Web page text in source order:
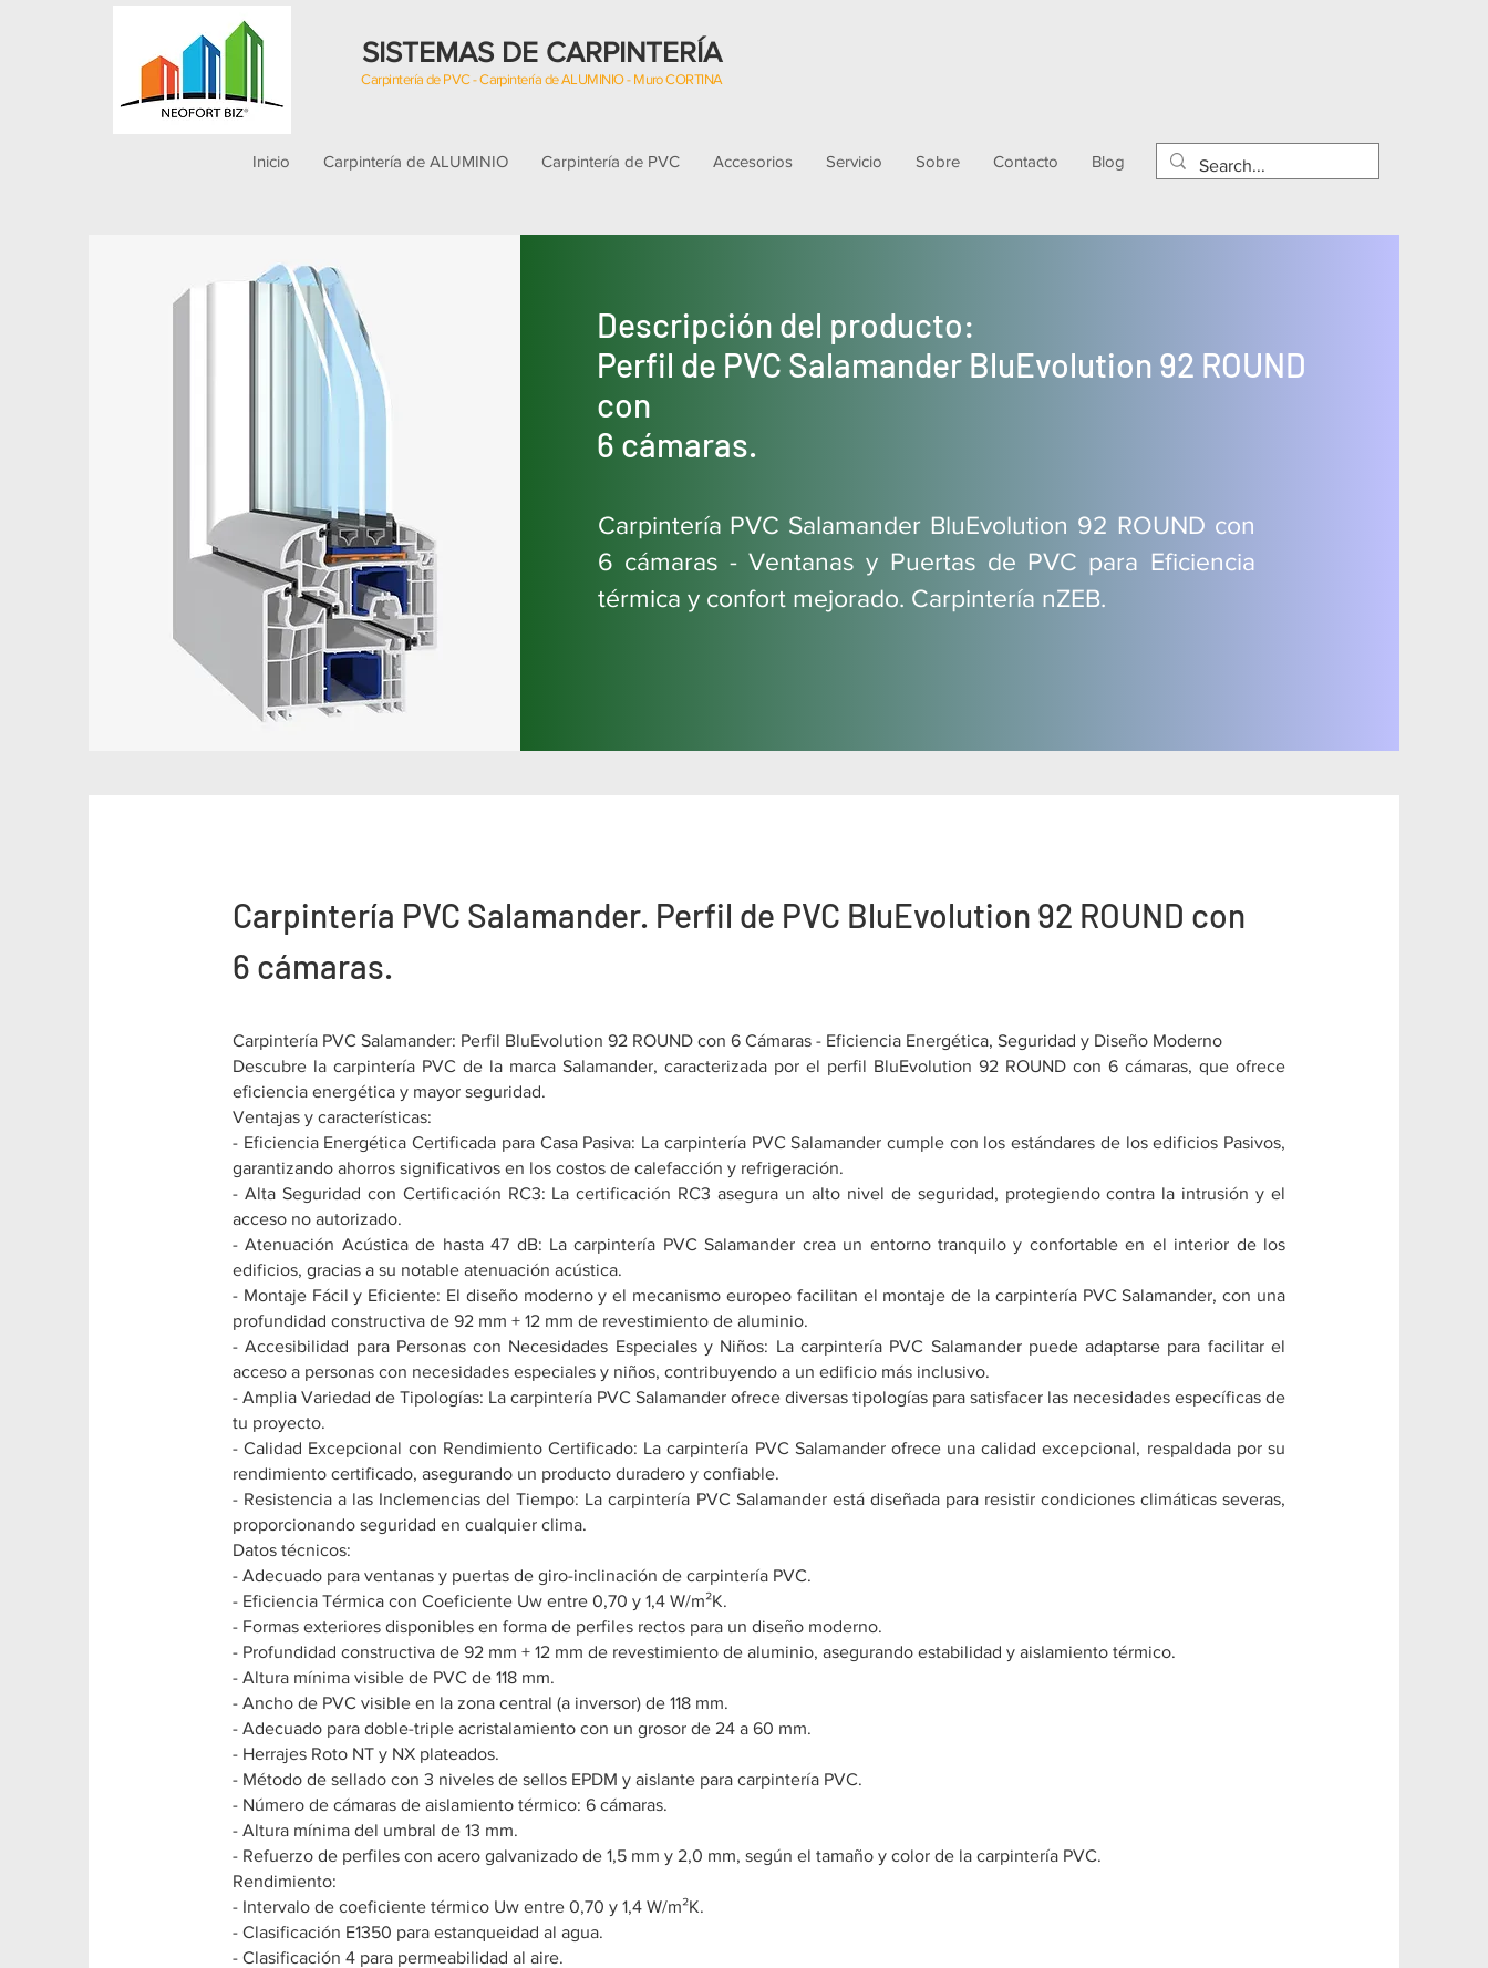
SISTEMAS DE CARPINTERÍA
Carpintería de PVC - Carpintería de ALUMINIO - Muro CORTINA
Inicio Carpintería de ALUMINIO Carpintería de PVC Accesorios Servicio Sobre Contacto Blog
Descripción del producto:
Perfil de PVC Salamander BluEvolution 92 ROUND
con
6 cámaras.
Carpintería PVC Salamander BluEvolution 92 ROUND con
6 cámaras - Ventanas y Puertas de PVC para Eficiencia
térmica y confort mejorado. Carpintería nZEB.
Carpintería PVC Salamander. Perfil de PVC BluEvolution 92 ROUND con
6 cámaras.
Carpintería PVC Salamander: Perfil BluEvolution 92 ROUND con 6 Cámaras - Eficiencia Energética, Seguridad y Diseño Moderno
Descubre la carpintería PVC de la marca Salamander, caracterizada por el perfil BluEvolution 92 ROUND con 6 cámaras, que ofrece
eficiencia energética y mayor seguridad.
Ventajas y características:
- Eficiencia Energética Certificada para Casa Pasiva: La carpintería PVC Salamander cumple con los estándares de los edificios Pasivos,
garantizando ahorros significativos en los costos de calefacción y refrigeración.
- Alta Seguridad con Certificación RC3: La certificación RC3 asegura un alto nivel de seguridad, protegiendo contra la intrusión y el
acceso no autorizado.
- Atenuación Acústica de hasta 47 dB: La carpintería PVC Salamander crea un entorno tranquilo y confortable en el interior de los
edificios, gracias a su notable atenuación acústica.
- Montaje Fácil y Eficiente: El diseño moderno y el mecanismo europeo facilitan el montaje de la carpintería PVC Salamander, con una
profundidad constructiva de 92 mm + 12 mm de revestimiento de aluminio.
- Accesibilidad para Personas con Necesidades Especiales y Niños: La carpintería PVC Salamander puede adaptarse para facilitar el
acceso a personas con necesidades especiales y niños, contribuyendo a un edificio más inclusivo.
- Amplia Variedad de Tipologías: La carpintería PVC Salamander ofrece diversas tipologías para satisfacer las necesidades específicas de
tu proyecto.
- Calidad Excepcional con Rendimiento Certificado: La carpintería PVC Salamander ofrece una calidad excepcional, respaldada por su
rendimiento certificado, asegurando un producto duradero y confiable.
- Resistencia a las Inclemencias del Tiempo: La carpintería PVC Salamander está diseñada para resistir condiciones climáticas severas,
proporcionando seguridad en cualquier clima.
Datos técnicos:
- Adecuado para ventanas y puertas de giro-inclinación de carpintería PVC.
- Eficiencia Térmica con Coeficiente Uw entre 0,70 y 1,4 W/m²K.
- Formas exteriores disponibles en forma de perfiles rectos para un diseño moderno.
- Profundidad constructiva de 92 mm + 12 mm de revestimiento de aluminio, asegurando estabilidad y aislamiento térmico.
- Altura mínima visible de PVC de 118 mm.
- Ancho de PVC visible en la zona central (a inversor) de 118 mm.
- Adecuado para doble-triple acristalamiento con un grosor de 24 a 60 mm.
- Herrajes Roto NT y NX plateados.
- Método de sellado con 3 niveles de sellos EPDM y aislante para carpintería PVC.
- Número de cámaras de aislamiento térmico: 6 cámaras.
- Altura mínima del umbral de 13 mm.
- Refuerzo de perfiles con acero galvanizado de 1,5 mm y 2,0 mm, según el tamaño y color de la carpintería PVC.
Rendimiento:
- Intervalo de coeficiente térmico Uw entre 0,70 y 1,4 W/m²K.
- Clasificación E1350 para estanqueidad al agua.
- Clasificación 4 para permeabilidad al aire.